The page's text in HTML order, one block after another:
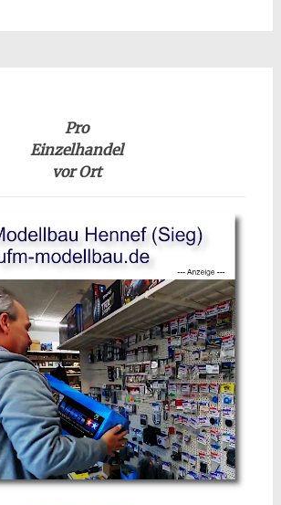
Pro
Einzelhandel
vor Ort